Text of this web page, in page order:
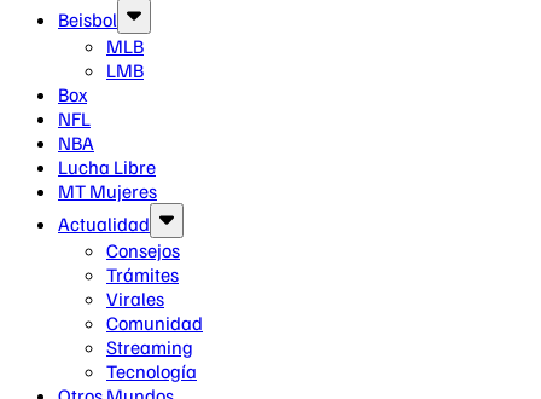
Beisbol
MLB
LMB
Box
NFL
NBA
Lucha Libre
MT Mujeres
Actualidad
Consejos
Trámites
Virales
Comunidad
Streaming
Tecnología